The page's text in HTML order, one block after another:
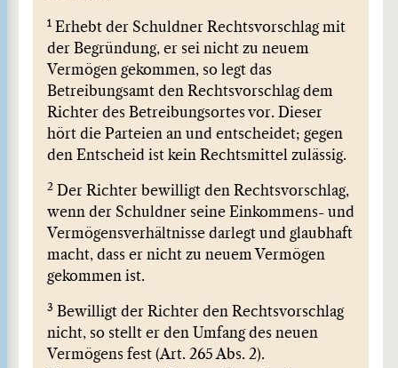
1
Erhebt der Schuldner Rechtsvorschlag mit
der Begründung, er sei nicht zu neuem
Vermögen gekommen, so legt das
Betreibungsamt den Rechtsvorschlag dem
Richter des Betreibungsortes vor. Dieser
hört die Parteien an und entscheidet; gegen
den Entscheid ist kein Rechtsmittel zulässig.
2 Der Richter bewilligt den Rechtsvorschlag,
wenn der Schuldner seine Einkommens- und
Vermögensverhältnisse darlegt und glaubhaft
macht, dass er nicht zu neuem Vermögen
gekommen ist.
3
Bewilligt der Richter den Rechtsvorschlag
nicht, so stellt er den Umfang des neuen
Vermögens fest (Art. 265 Abs. 2).